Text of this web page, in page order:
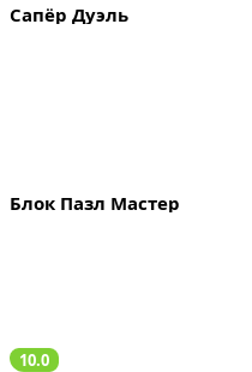
Сапёр Дуэль
Блок Пазл Мастер
10.0